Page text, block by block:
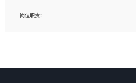
1、艺术设计类相关专业；（其中需求分析顾问不限
岗位职责：